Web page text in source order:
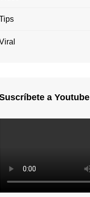
a Youtube